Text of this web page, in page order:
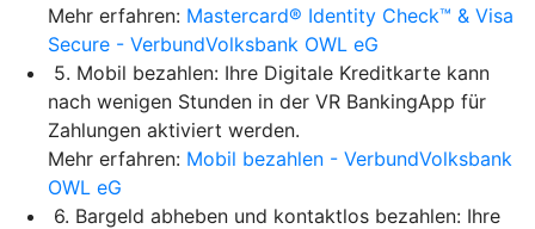
Mehr erfahren: Mastercard® Identity Check™ & Visa
Secure - VerbundVolksbank OWL eG
5. Mobil bezahlen: Ihre Digitale Kreditkarte kann
nach wenigen Stunden in der VR BankingApp für
Zahlungen aktiviert werden.
Mehr erfahren: Mobil bezahlen - VerbundVolksbank
OWL eG
6. Bargeld abheben und kontaktlos bezahlen: Ihre